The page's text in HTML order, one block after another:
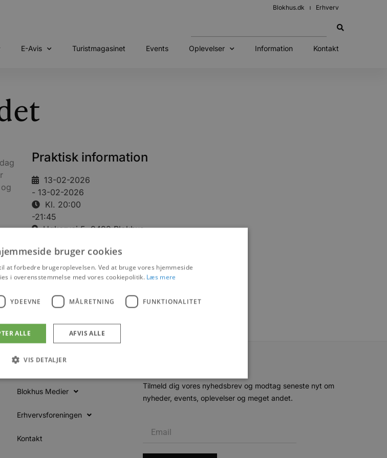
Blokhus.dk Erhverv
E-Avis Turistmagasinet Events Oplevelser Information Kontakt
Praktisk information
13-02-2026
- 13-02-2026
Kl. 20:00
-21:45
Høkervej 5, 9492 Blokhus
Events
Vis på maps
Blokhus Medier
Erhvervsforeningen
Kontakt
Tilmeld dig vores nyhedsbrev og modtag seneste nyt om
nyheder, events, oplevelser og meget andet.
bruger cookies
at forbedre brugeroplevelsen. Ved at bruge vores hjemmeside
i overensstemmelse med vores cookiepolitik. Læs mere
YDEEVNE MÅLRETNING FUNKTIONALITET
ALLE AFVIS ALLE
VIS DETALJER
funktionalitet såsom brugerlogin og kontoadministration. Hjemmesiden